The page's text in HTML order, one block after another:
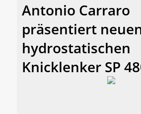
Antonio Carraro
präsentiert
hydrostatischen
Knicklenker SP